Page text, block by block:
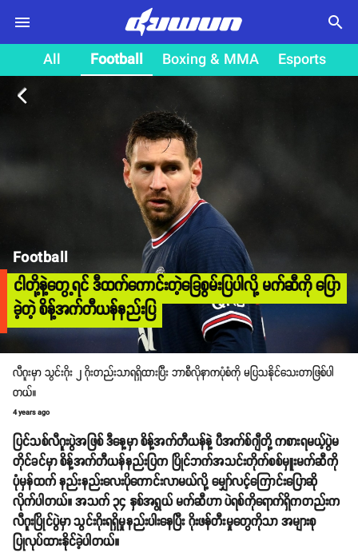
search
All Football Boxing & MMA Esports
arrow_back_ios
Football
ငါတို့နဲ့တွေ့ရင် ဒီထက်ကောင်းတဲ့ခြေစွမ်းပြပါလို့ မက်ဆီကို ပြော
ခဲ့တဲ့ စိန့်အက်တီယန်နည်းပြ
လီဂူးမှာ သွင်းဂိုး ၂ ဂိုးတည်းသာရရှိထားပြီး ဘာစီလိုနာကပုံစံကို မပြသနိုင်သေးတာဖြစ်ပါ
တယ်။
4 years ago
ပြင်သစ်လီဂူးပွဲအဖြစ် ဒီနေ့မှာ စိန့်အက်တီယန်နဲ့ ပီအက်စ်ဂျီတို့ ကစားရမယ့်ပွဲမ
တိုင်ခင်မှာ စိန့်အက်တီယန်နည်းပြက ပြိုင်ဘက်အသင်းတိုက်စစ်မှူးမက်ဆီကို
ပုံမှန်ထက် နည်းနည်းလေးပိုကောင်းလာမယ်လို့ မျှော်လင့်ကြောင်းပြောဆို
လိုက်ပါတယ်။ အသက် ၃၄ နှစ်အရွယ် မက်ဆီဟာ ပဲရစ်ကိုရောက်ရှိကတည်းက
လီဂူးပြိုင်ပွဲမှာ သွင်းဂိုးရရှိမှုနည်းပါးနေပြီး ဂိုးဖန်တီးမှုတွေကိုသာ အများစု
ပြုလုပ်ထားနိုင်ခဲ့ပါတယ်။